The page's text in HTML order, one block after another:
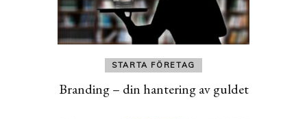
STARTA FÖRETAG
Branding – din hantering av guldet